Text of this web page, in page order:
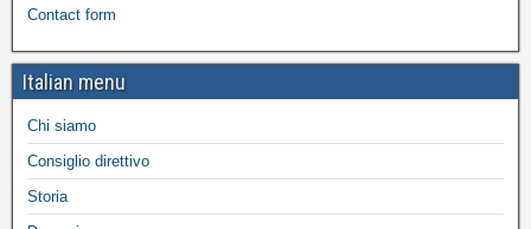
Contact form
Italian menu
Chi siamo
Consiglio direttivo
Storia